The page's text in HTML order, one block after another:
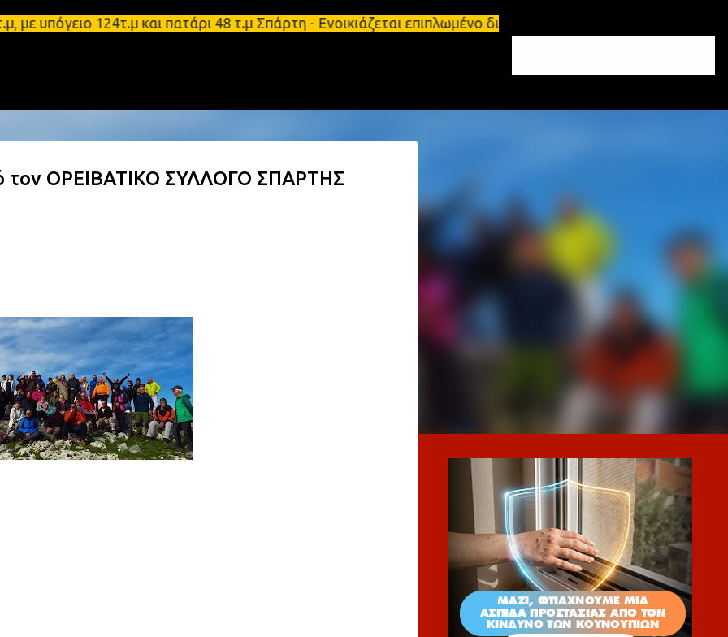
Μετάβαση στο κύριο περιεχόμενο
124τ.μ και πατάρι 48 τ.μ Σπάρτη - Ενοικιάζεται επιπλωμένο διαμέρισμα 65τ.μ Σπάρτη -
τον ΟΡΕΙΒΑΤΙΚΟ ΣΥΛΛΟΓΟ ΣΠΑΡΤΗΣ